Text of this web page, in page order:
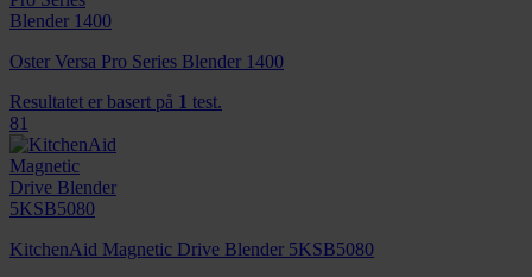
Oster Versa Pro Series Blender 1400
Resultatet er basert på 1 test.
81
KitchenAid Magnetic Drive Blender 5KSB5080